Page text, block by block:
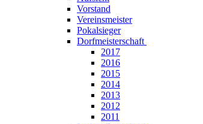
Vorstand
Vereinsmeister
Pokalsieger
Dorfmeisterschaft
2017
2016
2015
2014
2013
2012
2011